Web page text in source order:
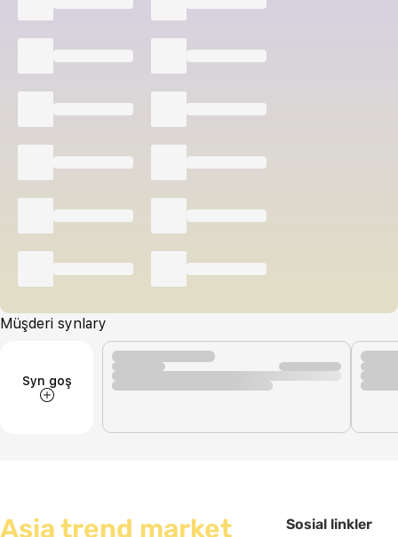
Müşderi synlary
Syn goş
Asia trend market Sosial linkler